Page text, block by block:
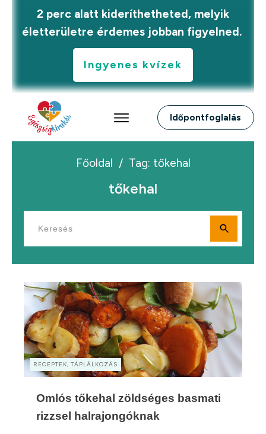
2 perc alatt kideríthetheted, melyik
életterületre érdemes jobban figyelned.
Ingyenes kvízek
Időpontfoglalás
Főoldal / Tag: tőkehal
tőkehal
RECEPTEK, TÁPLÁLKOZÁS
Omlós tőkehal zöldséges basmati
rizzsel halrajongóknak